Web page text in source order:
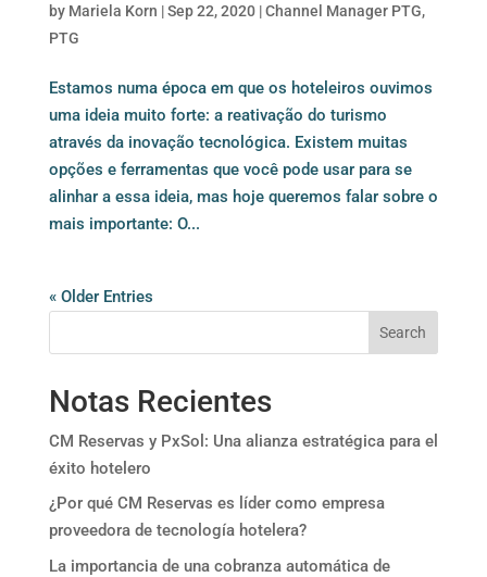
by Mariela Korn |Sep 22, 2020|Channel Manager PTG,
PTG
Estamos numa época em que os hoteleiros ouvimos
uma ideia muito forte: a reativação do turismo
através da inovação tecnológica. Existem muitas
opções e ferramentas que você pode usar para se
alinhar a essa ideia, mas hoje queremos falar sobre o
mais importante: O...
« Older Entries
Search
Notas Recientes
CM Reservas y PxSol: Una alianza estratégica para el
éxito hotelero
¿Por qué CM Reservas es líder como empresa
proveedora de tecnología hotelera?
La importancia de una cobranza automática de